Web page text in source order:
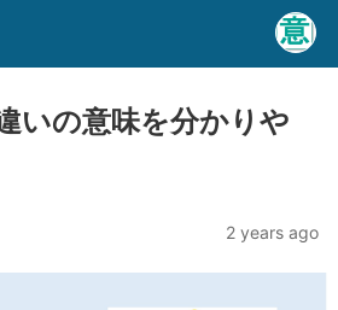
いの意味を分かりや
2 years ago